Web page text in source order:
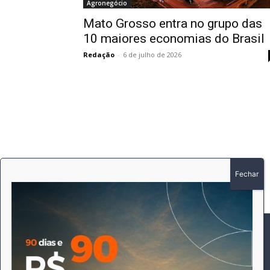
Agronegócio
Mato Grosso entra no grupo das
10 maiores economias do Brasil
Redação - 6 de julho de 2026